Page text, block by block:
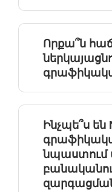
Որքա՞ն
Ինչպե՞ս են